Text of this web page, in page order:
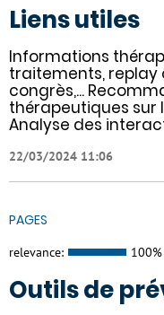
Liens utiles
Informations
traitements, replay
congrès,...
thérapeutiques sur
Analyse des
22/03/2024 11:06
PAGES
relevance: 100%
Outils de